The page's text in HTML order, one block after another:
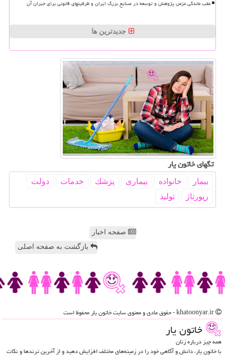
عقب ماندگی مزمن پژوهش و توسعه در صنایع بزرگ ایران و ظرفیتهای قانونی برای جبران آن
جدیدترین ها
تگهای خاتون یار
بیمار خانواده بیماری پزشك خدمات
دولت
رپورتاژ
تولید
صفحه اخبار
بازگشت به صفحه اصلی
خاتون یار
همه چیز درباره زنان
با خاتون یار، دانش و آگاهی خود را در زمینه‌های مختلف افزایش دهید و از آخرین ترندها و نکات